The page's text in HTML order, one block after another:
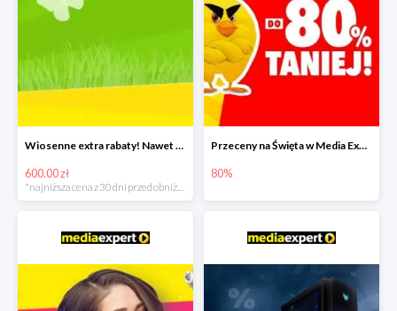
Wiosenne extra rabaty! Nawet 600zł taniej!
600.00 zł
Przeceny na Święta w Media Expert do -80%
80%